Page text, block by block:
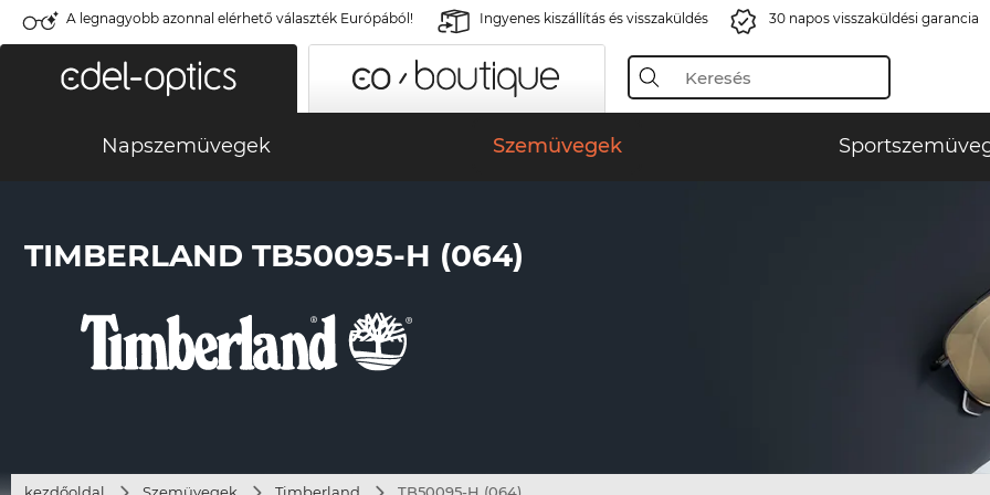
A legnagyobb azonnal elérhető választék Európából! Ingyenes kiszállítás és visszaküldés 30 napos visszaküldési garancia
Napszemüvegek Szemüvegek
TIMBERLAND TB50095-H (064)